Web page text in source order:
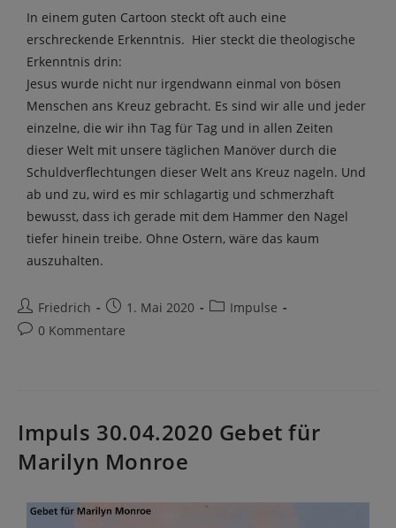
In einem guten Cartoon steckt oft auch eine
erschreckende Erkenntnis. Hier steckt die theologische
Erkenntnis drin:
Jesus wurde nicht nur irgendwann einmal von bösen
Menschen ans Kreuz gebracht. Es sind wir alle und jeder
einzelne, die wir ihn Tag für Tag und in allen Zeiten
dieser Welt mit unsere täglichen Manöver durch die
Schuldverflechtungen dieser Welt ans Kreuz nageln. Und
ab und zu, wird es mir schlagartig und schmerzhaft
bewusst, dass ich gerade mit dem Hammer den Nagel
tiefer hinein treibe. Ohne Ostern, wäre das kaum
auszuhalten.
Friedrich 1. Mai 2020
Impulse
0 Kommentare
Impuls 30.04.2020 Gebet für
Marilyn Monroe